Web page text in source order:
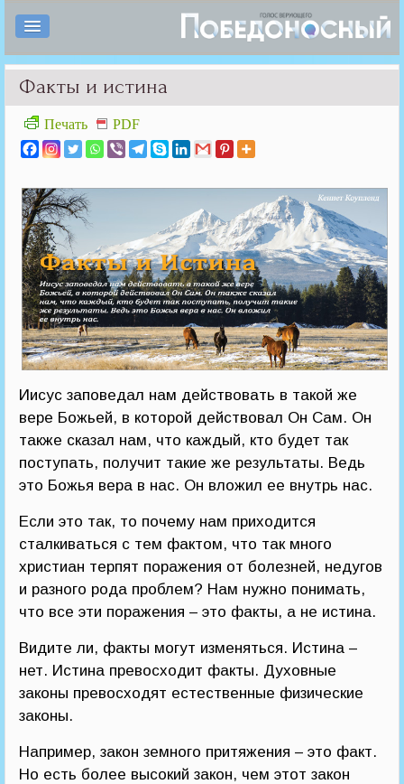
Факты и истина
Печать PDF
Иисус заповедал нам действовать в такой же
вере Божьей, в которой действовал Он Сам. Он
также сказал нам, что каждый, кто будет так
поступать, получит такие же результаты. Ведь
это Божья вера в нас. Он вложил ее внутрь нас.
Если это так, то почему нам приходится
сталкиваться с тем фактом, что так много
христиан терпят поражения от болезней, недугов
и разного рода проблем? Нам нужно понимать,
что все эти поражения – это факты, а не истина.
Видите ли, факты могут изменяться. Истина –
нет. Истина превосходит факты. Духовные
законы превосходят естественные физические
законы.
Например, закон земного притяжения – это факт.
Но есть более высокий закон, чем этот закон